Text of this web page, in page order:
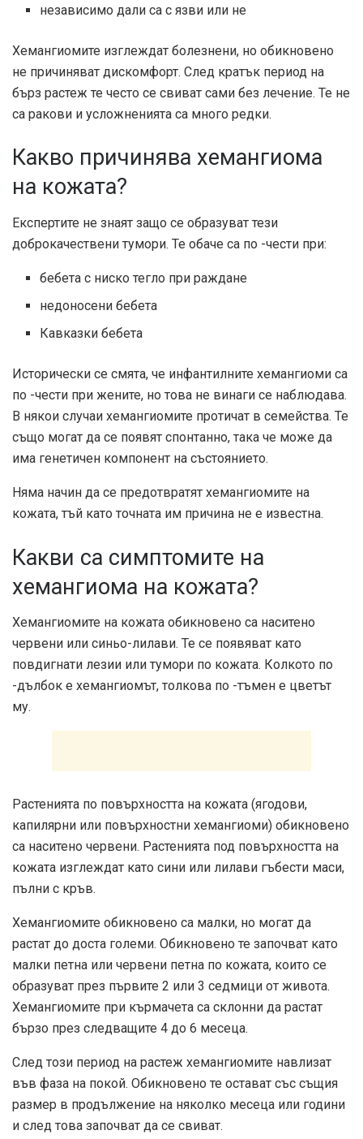
независимо дали са с язви или не
Хемангиомите изглеждат болезнени, но обикновено
не причиняват дискомфорт. След кратък период на
бърз растеж те често се свиват сами без лечение. Те не
са ракови и усложненията са много редки.
Какво причинява хемангиома
на кожата?
Експертите не знаят защо се образуват тези
доброкачествени тумори. Те обаче са по -чести при:
бебета с ниско тегло при раждане
недоносени бебета
Кавказки бебета
Исторически се смята, че инфантилните хемангиоми са
по -чести при жените, но това не винаги се наблюдава.
В някои случаи хемангиомите протичат в семейства. Те
също могат да се появят спонтанно, така че може да
има генетичен компонент на състоянието.
Няма начин да се предотвратят хемангиомите на
кожата, тъй като точната им причина не е известна.
Какви са симптомите на
хемангиома на кожата?
Хемангиомите на кожата обикновено са наситено
червени или синьо-лилави. Те се появяват като
повдигнати лезии или тумори по кожата. Колкото по
-дълбок е хемангиомът, толкова по -тъмен е цветът
му.
Растенията по повърхността на кожата (ягодови,
капилярни или повърхностни хемангиоми) обикновено
са наситено червени. Растенията под повърхността на
кожата изглеждат като сини или лилави гъбести маси,
пълни с кръв.
Хемангиомите обикновено са малки, но могат да
растат до доста големи. Обикновено те започват като
малки петна или червени петна по кожата, които се
образуват през първите 2 или 3 седмици от живота.
Хемангиомите при кърмачета са склонни да растат
бързо през следващите 4 до 6 месеца.
След този период на растеж хемангиомите навлизат
във фаза на покой. Обикновено те остават със същия
размер в продължение на няколко месеца или години
и след това започват да се свиват.